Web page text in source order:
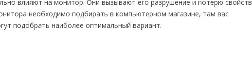
влияют на монитор. Они вызывают его разрушение и потерю свойств
необходимо подбирать в компьютерном магазине, там вас
подобрать наиболее оптимальный вариант.